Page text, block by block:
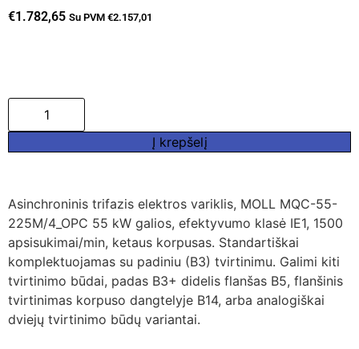
€1.782,65 Su PVM €2.157,01
Į krepšelį
Asinchroninis trifazis elektros variklis, MOLL MQC-55-
225M/4_OPC 55 kW galios, efektyvumo klasė IE1, 1500
apsisukimai/min, ketaus korpusas. Standartiškai
komplektuojamas su padiniu (B3) tvirtinimu. Galimi kiti
tvirtinimo būdai, padas B3+ didelis flanšas B5, flanšinis
tvirtinimas korpuso dangtelyje B14, arba analogiškai
dviejų tvirtinimo būdų variantai.